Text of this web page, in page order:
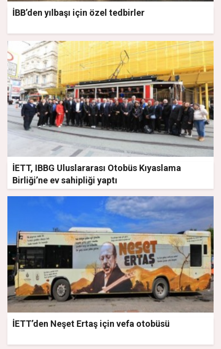
İBB’den yılbaşı için özel tedbirler
İETT, IBBG Uluslararası Otobüs Kıyaslama
Birliği’ne ev sahipliği yaptı
İETT’den Neşet Ertaş için vefa otobüsü